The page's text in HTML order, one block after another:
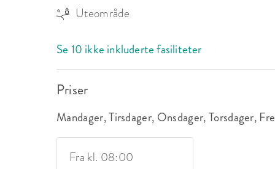
Uteområde
Se 10 ikke inkluderte fasiliteter
Priser
Mandager, Tirsdager, Onsdager, Torsdager,
Fra kl. 08:00